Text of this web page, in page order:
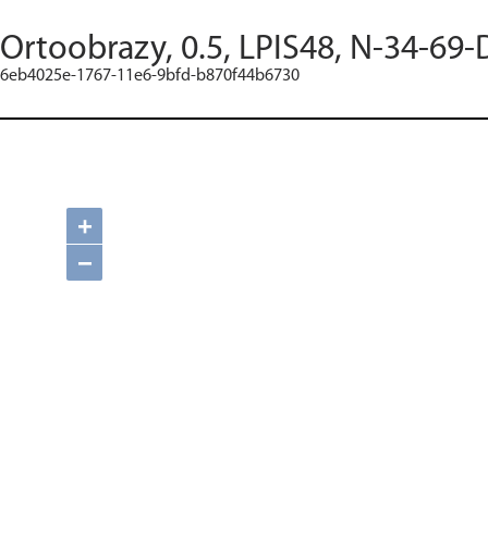
Ortoobrazy, 0.5, LPIS48, N-34-69-
6eb4025e-1767-11e6-9bfd-b870f44b6730
+
−